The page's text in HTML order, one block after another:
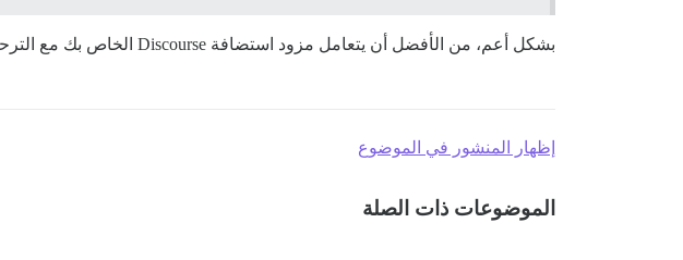
بشكل أعم، من الأفضل أن يتعامل مزود استضافة Discourse الخاص بك مع الترحيل نيابة عنك، حيث أن هذا شيء يتعاملون معه غالبًا وسيكون لديهم حلول متطورة لذلك.
إظهار المنشور في الموضوع
الموضوعات ذات الصلة